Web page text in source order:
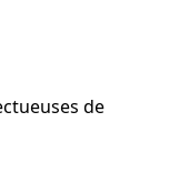
de